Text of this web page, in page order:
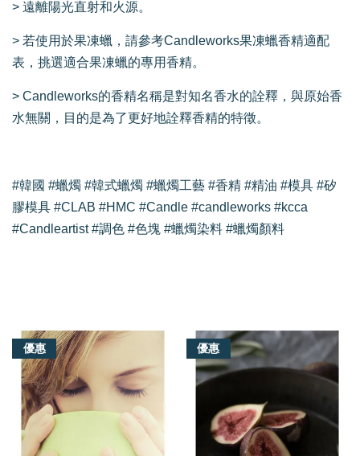
> 遠離陽光直射和火源。
> 若使用於果凍蠟，請參考Candleworks果凍蠟香精適配
表，挑選適合果凍蠟的專用香精。
> Candleworks的香精名稱是對知名香水的詮釋，與原始香
水無關，目的是為了更好地詮釋香精的特徵。
#韓國 #蠟燭 #韓式蠟燭 #蠟燭工藝 #香精 #精油 #模具 #矽
膠模具 #CLAB #HMC #Candle #candleworks #kcca
#Candleartist #調色 #色塊 #蠟燭染料 #蠟燭顏料
優惠 優惠